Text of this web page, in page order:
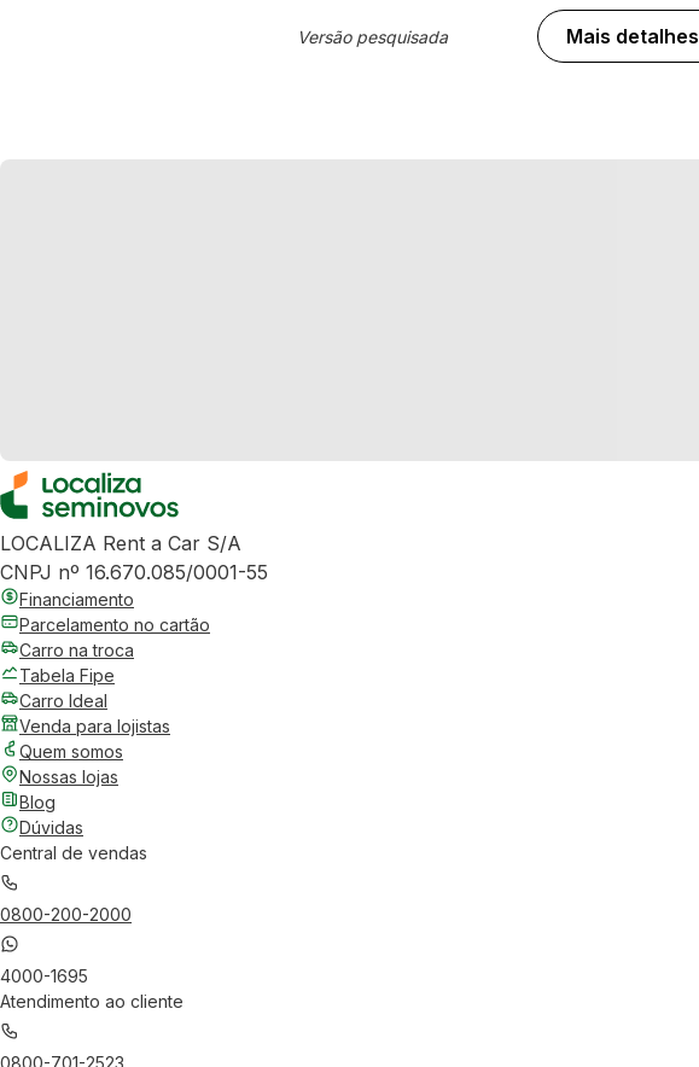
Versão pesquisada Mais detalhes
LOCALIZA Rent a Car S/A
CNPJ nº 16.670.085/0001-55
Financiamento
Parcelamento no cartão
Carro na troca
Tabela Fipe
Carro Ideal
Venda para lojistas
Quem somos
Nossas lojas
Blog
Dúvidas
Central de vendas
0800-200-2000
4000-1695
Atendimento ao cliente
0800-701-2523